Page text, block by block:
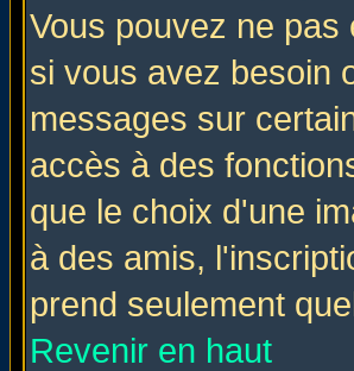
Vous pouvez ne
si vous avez besoin
messages sur
accès à des
que le choix d'une
à des amis,
prend seulement
Revenir en haut